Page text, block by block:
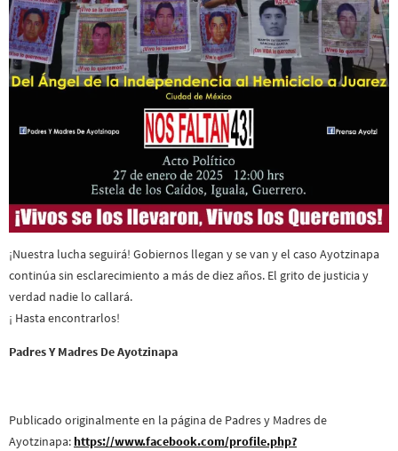
¡Nuestra lucha seguirá! Gobiernos llegan y se van y el caso Ayotzinapa
continúa sin esclarecimiento a más de diez años. El grito de justicia y
verdad nadie lo callará.
¡ Hasta encontrarlos!
Padres Y Madres De Ayotzinapa
Publicado originalmente en la página de Padres y Madres de
Ayotzinapa: https://www.facebook.com/profile.php?